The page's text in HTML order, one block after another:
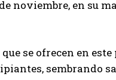
noviembre, en su
se ofrecen en
sembrando